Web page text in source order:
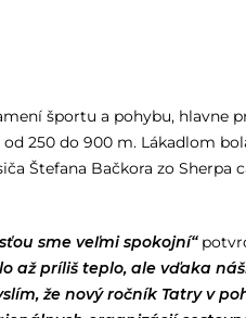
športu a pohybu, hlavne
250 do 900 m. Lákadlom
Štefana Bačkora zo
sme veľmi spokojní“
až príliš teplo, ale vďaka
že nový ročník Tatry v